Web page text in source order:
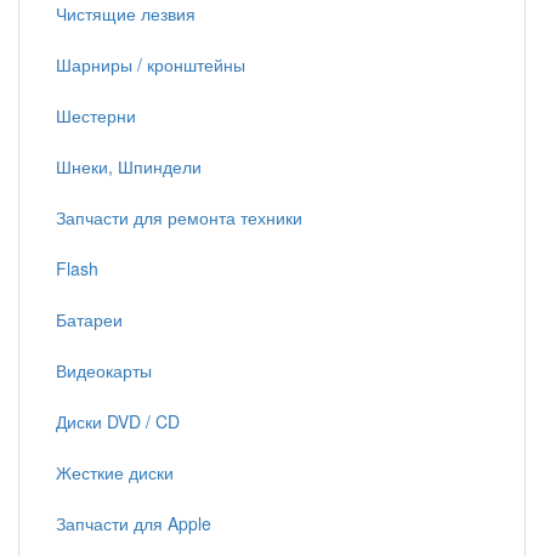
Чистящие лезвия
Шарниры / кронштейны
Шестерни
Шнеки, Шпиндели
Запчасти для ремонта техники
Flash
Батареи
Видеокарты
Диски DVD / CD
Жесткие диски
Запчасти для Apple